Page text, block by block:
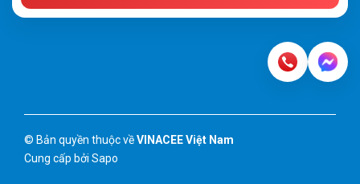
© Bản quyền thuộc vềVINACEE Việt Nam
Cung cấp bởi Sapo